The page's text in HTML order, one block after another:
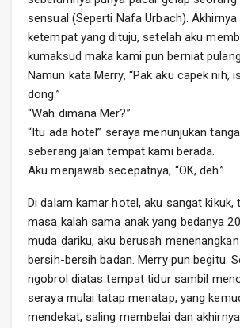
sensual (Seperti Nafa Urbach).
ketempat yang dituju, setelah aku
kumaksud maka kami pun berniat
Namun kata Merry, “Pak aku capek nih,
dong.”
“Wah dimana Mer?”
“Itu ada hotel” seraya menunjukan
seberang jalan tempat kami berada.
Aku menjawab secepatnya, “OK, deh.”
Di dalam kamar hotel, aku sangat kikuk,
masa kalah sama anak yang bedanya
muda dariku, aku berusah
bersih-bersih badan. Merry pun begitu.
ngobrol diatas tempat tidur sambil
seraya mulai tatap menatap, yang
mendekat, saling membelai dan